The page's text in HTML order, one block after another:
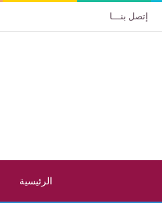
إتصل بنـــا
الرئيسية